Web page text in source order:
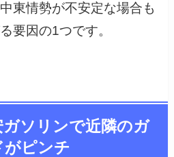
東情勢が不安定な場合も
要因の1つです。
ソリンで近隣のガ
がピンチ